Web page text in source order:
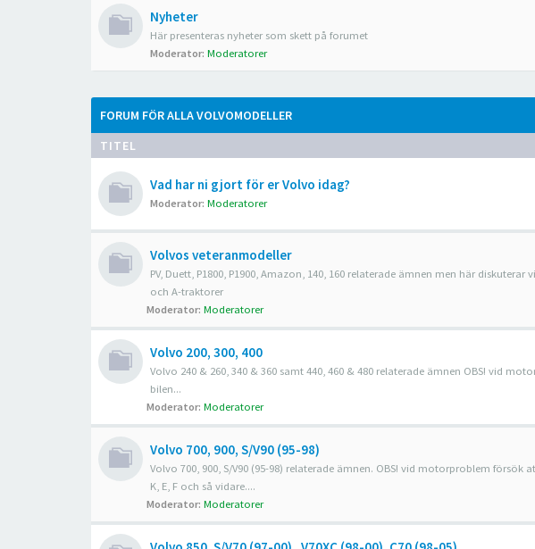
Nyheter
Här presenteras nyheter som skett på forumet
Moderator: Moderatorer
FORUM FÖR ALLA VOLVOMODELLER
TITEL
Vad har ni gjort för er Volvo idag?
Moderator: Moderatorer
Volvos veteranmodeller
PV, Duett, P1800, P1900, Amazon, 140, 160 relaterade ämnen men här diskuterar
och A-traktorer
Moderator: Moderatorer
Volvo 200, 300, 400
Volvo 240 & 260, 340 & 360 samt 440, 460 & 480 relaterade ämnen OBS! vid
bilen...
Moderator: Moderatorer
Volvo 700, 900, S/V90 (95-98)
Volvo 700, 900, S/V90 (95-98) relaterade ämnen. OBS! vid motorproblem försök
K, E, F och så vidare....
Moderator: Moderatorer